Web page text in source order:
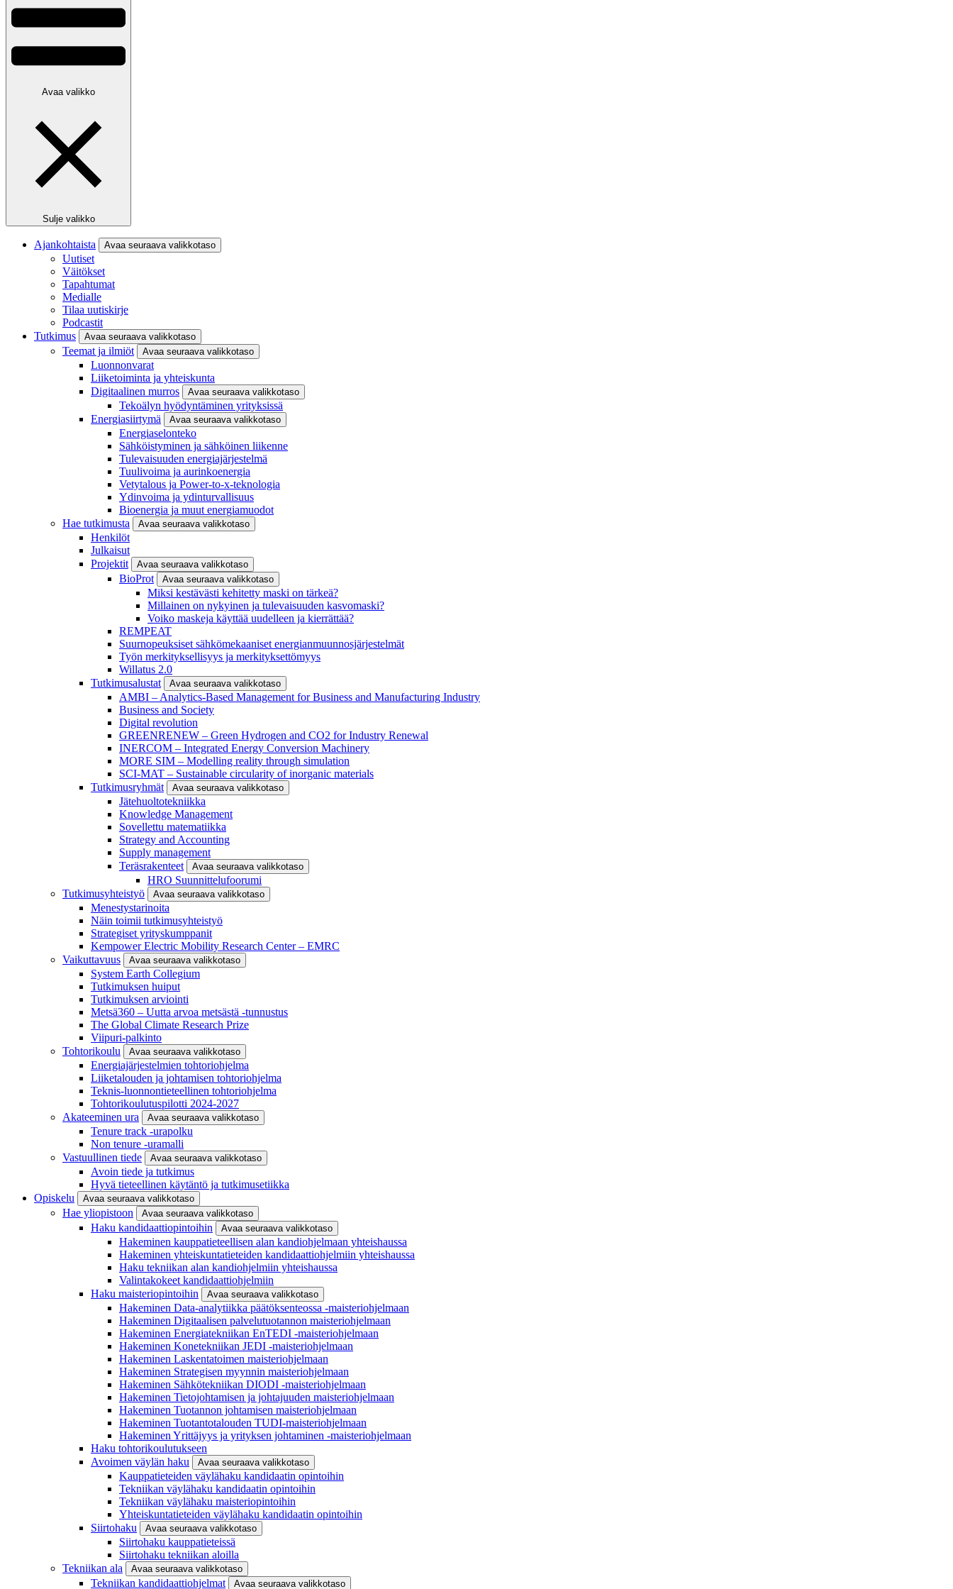
Avaa valikko
Sulje valikko
Ajankohtaista Avaa seuraava valikkotaso
Uutiset
Väitökset
Tapahtumat
Medialle
Tilaa uutiskirje
Podcastit
Tutkimus
Avaa seuraava valikkotaso
Teemat ja ilmiöt Avaa seuraava valikkotaso
Luonnonvarat
Liiketoiminta ja yhteiskunta
Digitaalinen murros
Avaa seuraava valikkotaso
Tekoälyn hyödyntäminen yrityksissä
Energiasiirtymä
Avaa seuraava valikkotaso
Energiaselonteko
Sähköistyminen ja sähköinen liikenne
Tulevaisuuden energiajärjestelmä
Tuulivoima ja aurinkoenergia
Vetytalous ja Power-to-x-teknologia
Ydinvoima ja ydinturvallisuus
Bioenergia ja muut energiamuodot
Hae tutkimusta
Avaa seuraava valikkotaso
Henkilöt
Julkaisut
Projektit
Avaa seuraava valikkotaso
BioProt Avaa seuraava valikkotaso
Miksi kestävästi kehitetty maski on tärkeä?
Millainen on nykyinen ja tulevaisuuden kasvomaski?
Voiko maskeja käyttää uudelleen ja kierrättää?
REMPEAT
Suurnopeuksiset sähkömekaaniset energianmuunnosjärjestelmät
Työn merkityksellisyys ja merkityksettömyys
Willatus 2.0
Tutkimusalustat
Avaa seuraava valikkotaso
AMBI – Analytics-Based Management for Business and Manufacturing Industry
Business and Society
Digital revolution
GREENRENEW – Green Hydrogen and CO2 for Industry Renewal
INERCOM – Integrated Energy Conversion Machinery
MORE SIM – Modelling reality through simulation
SCI-MAT – Sustainable circularity of inorganic materials
Tutkimusryhmät
Avaa seuraava valikkotaso
Jätehuoltotekniikka
Knowledge Management
Sovellettu matematiikka
Strategy and Accounting
Supply management
Teräsrakenteet
Avaa seuraava valikkotaso
HRO Suunnittelufoorumi
Tutkimusyhteistyö
Avaa seuraava valikkotaso
Menestystarinoita
Näin toimii tutkimusyhteistyö
Strategiset yrityskumppanit
Kempower Electric Mobility Research Center – EMRC
Vaikuttavuus
Avaa seuraava valikkotaso
System Earth Collegium
Tutkimuksen huiput
Tutkimuksen arviointi
Metsä360 – Uutta arvoa metsästä -tunnustus
The Global Climate Research Prize
Viipuri-palkinto
Tohtorikoulu
Avaa seuraava valikkotaso
Energiajärjestelmien tohtoriohjelma
Liiketalouden ja johtamisen tohtoriohjelma
Teknis-luonnontieteellinen tohtoriohjelma
Tohtorikoulutuspilotti 2024-2027
Akateeminen ura
Avaa seuraava valikkotaso
Tenure track -urapolku
Non tenure -uramalli
Vastuullinen tiede
Avaa seuraava valikkotaso
Avoin tiede ja tutkimus
Hyvä tieteellinen käytäntö ja tutkimusetiikka
Opiskelu
Avaa seuraava valikkotaso
Hae yliopistoon Avaa seuraava valikkotaso
Haku kandidaattiopintoihin Avaa seuraava valikkotaso
Hakeminen kauppatieteellisen alan kandiohjelmaan yhteishaussa
Hakeminen yhteiskuntatieteiden kandidaattiohjelmiin yhteishaussa
Haku tekniikan alan kandiohjelmiin yhteishaussa
Valintakokeet kandidaattiohjelmiin
Haku maisteriopintoihin
Avaa seuraava valikkotaso
Hakeminen Data-analytiikka päätöksenteossa -maisteriohjelmaan
Hakeminen Digitaalisen palvelutuotannon maisteriohjelmaan
Hakeminen Energiatekniikan EnTEDI -maisteriohjelmaan
Hakeminen Konetekniikan JEDI -maisteriohjelmaan
Hakeminen Laskentatoimen maisteriohjelmaan
Hakeminen Strategisen myynnin maisteriohjelmaan
Hakeminen Sähkötekniikan DIODI -maisteriohjelmaan
Hakeminen Tietojohtamisen ja johtajuuden maisteriohjelmaan
Hakeminen Tuotannon johtamisen maisteriohjelmaan
Hakeminen Tuotantotalouden TUDI-maisteriohjelmaan
Hakeminen Yrittäjyys ja yrityksen johtaminen -maisteriohjelmaan
Haku tohtorikoulutukseen
Avoimen väylän haku
Avaa seuraava valikkotaso
Kauppatieteiden väylähaku kandidaatin opintoihin
Tekniikan väylähaku kandidaatin opintoihin
Tekniikan väylähaku maisteriopintoihin
Yhteiskuntatieteiden väylähaku kandidaatin opintoihin
Siirtohaku
Avaa seuraava valikkotaso
Siirtohaku kauppatieteissä
Siirtohaku tekniikan aloilla
Tekniikan ala
Avaa seuraava valikkotaso
Tekniikan kandidaattiohjelmat Avaa seuraava valikkotaso